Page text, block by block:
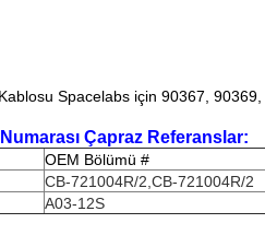
Spacelabs için 90367,
Çapraz Referanslar:
OEM Bölümü #
CB-721004R/2 CB-721004R/2
A03-12S